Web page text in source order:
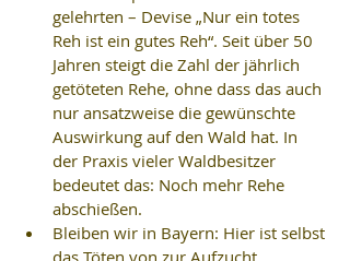
gelehrten – Devise „Nur ein totes
Reh ist ein gutes Reh“. Seit über 50
Jahren steigt die Zahl der jährlich
getöteten Rehe, ohne dass das auch
nur ansatzweise die gewünschte
Auswirkung auf den Wald hat. In
der Praxis vieler Waldbesitzer
bedeutet das: Noch mehr Rehe
abschießen.
Bleiben wir in Bayern: Hier ist selbst